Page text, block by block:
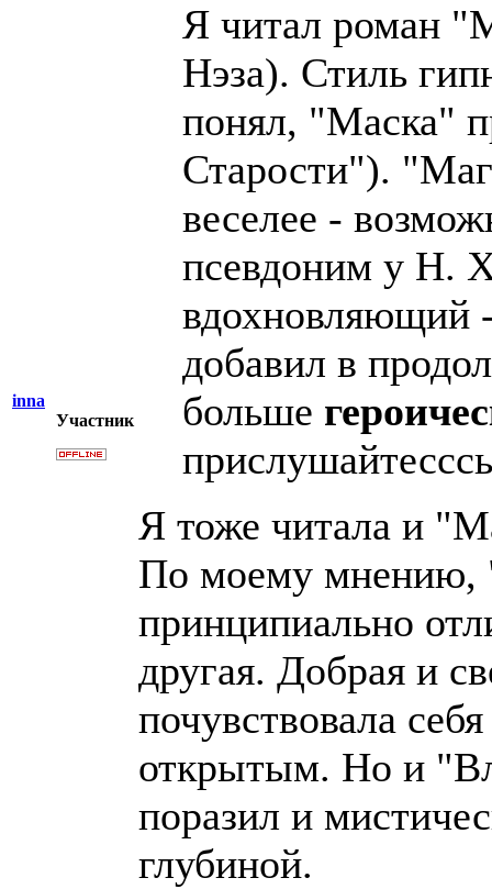
inna
Участник
Я читал роман
Нэза). Стиль
понял, "Маска"
Старости").
веселее -
псевдоним у Н.
вдохновляющий
добавил в
больше
Я тоже читала и
По моему мнению,
принципиально
другая. Добрая и
почувствовала
открытым. Но и
поразил и
глубиной.